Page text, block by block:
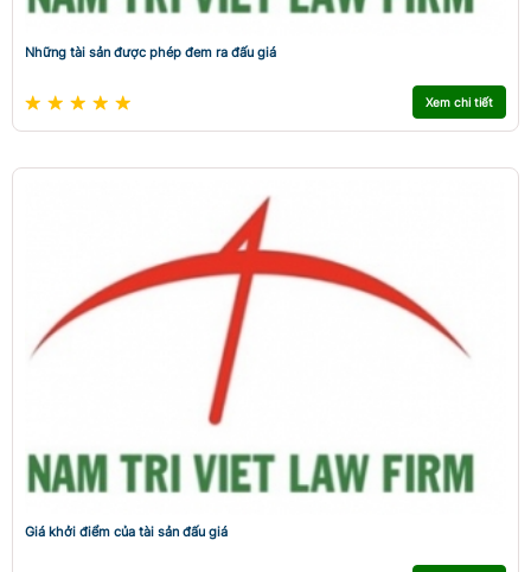
Những tài sản được phép đem ra đấu giá
Xem chi tiết
Giá khởi điểm của tài sản đấu giá